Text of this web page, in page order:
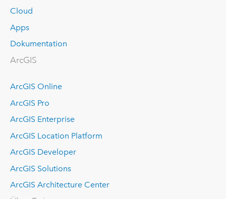
Cloud
Apps
Dokumentation
ArcGIS
ArcGIS Online
ArcGIS Pro
ArcGIS Enterprise
ArcGIS Location Platform
ArcGIS Developer
ArcGIS Solutions
ArcGIS Architecture Center